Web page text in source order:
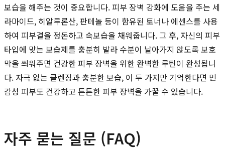
보습을 해주는 것이 중요합니다. 피부 장벽 강화에 도움을 주는 세
라마이드, 히알루론산, 판테놀 등이 함유된 토너나 에센스를 사용
하여 피부결을 정돈하고 속보습을 채워줍니다. 그 후, 자신의 피부
타입에 맞는 보습제를 충분히 발라 수분이 날아가지 않도록 보호
막을 씌워주면 건강한 피부 장벽을 위한 완벽한 루틴이 완성됩니
다. 자극 없는 클렌징과 충분한 보습, 이 두 가지만 기억한다면 민
감성 피부도 건강하고 튼튼한 피부 장벽을 가꿀 수 있습니다.
자주 묻는 질문 (FAQ)